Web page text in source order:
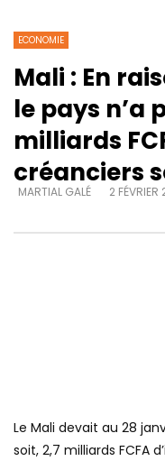
ECONOMIE
Mali : En
le pays n’a
milliards
créanciers
MARTIAL GALÉ 2
Le Mali devait au 28
soit, 2,7 milliards FCFA